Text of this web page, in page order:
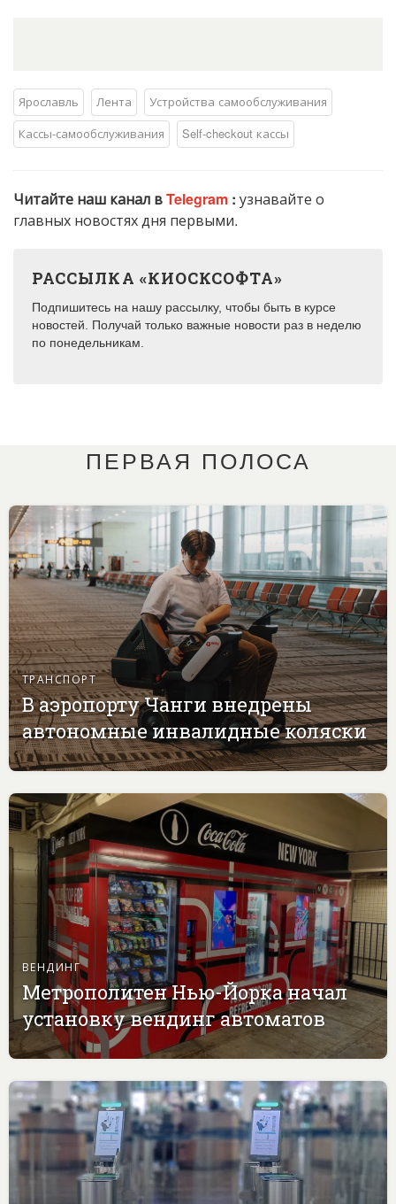
Ярославль Лента
Устройства самообслуживания
Кассы-самообслуживания
Self-checkout кассы
Читайте наш канал вTelegram : узнавайте о
главных новостях дня первыми.
РАССЫЛКА «КИОСКСОФТА»
Подпишитесь на нашу рассылку, чтобы быть в курсе
новостей. Получай только важные новости раз в неделю
по понедельникам.
ПЕРВАЯ ПОЛОСА
ТРАНСПОРТ
В аэропорту Чанги внедрены
автономные инвалидные коляски
ВЕНДИНГ
Метрополитен Нью-Йорка начал
установку вендинг автоматов